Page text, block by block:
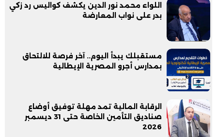
اللواء محمد نور الدين يكشف كواليس رد زكي
بدر على نواب المعارضة
مستقبلك يبدأ اليوم.. آخر فرصة للالتحاق
بمدارس أجرو المصرية الإيطالية
الرقابة المالية تمد مهلة توفيق أوضاع
صناديق التأمين الخاصة حتى 31 ديسمبر
2026